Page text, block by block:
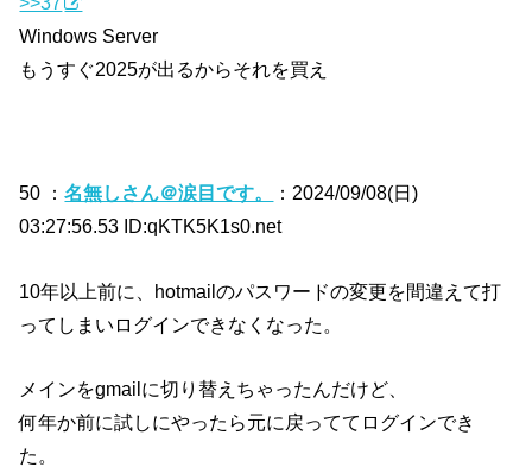
Windows Server
もうすぐ2025が出るからそれを買え
50 ：名無しさん＠涙目です。
：2024/09/08(日)
03:27:56.53 ID:qKTK5K1s0.net
10年以上前に、hotmailのパスワードの変更を間違えて打
ってしまいログインできなくなった。
メインをgmailに切り替えちゃったんだけど、
何年か前に試しにやったら元に戻っててログインでき
た。